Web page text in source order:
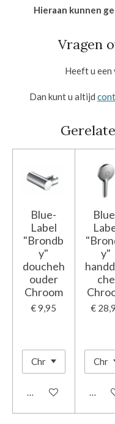
Hieraan kunnen
Vragen
Heeft u
Dan kunt u altijd
Blue-
Label
"Brondb
y"
doucheh
ouder
Chroom
€ 9,95
In winkelwagen
y"
che
€
In